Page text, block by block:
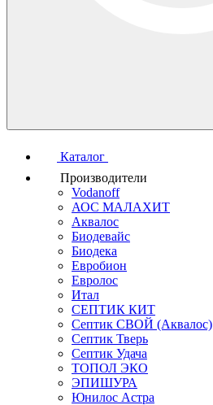
Каталог
Производители
Vodanoff
АОС МАЛАХИТ
Аквалос
Биодевайс
Биодека
Евробион
Евролос
Итал
СЕПТИК КИТ
Септик СВОЙ (Аквалос)
Септик Тверь
Септик Удача
ТОПОЛ ЭКО
ЭПИШУРА
Юнилос Астра